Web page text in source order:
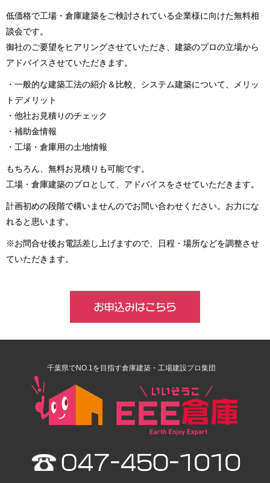
低価格で工場・倉庫建築をご検討されている企業様に向けた無料相
談会です。
御社のご要望をヒアリングさせていただき、建築のプロの立場から
アドバイスさせていただきます。
・一般的な建築工法の紹介＆比較、システム建築について、メリッ
トデメリット
・他社お見積りのチェック
・補助金情報
・工場・倉庫用の土地情報
もちろん、無料お見積りも可能です。
工場・倉庫建築のプロとして、アドバイスをさせていただきます。
計画初めの段階で構いませんのでお問い合わせください。お力にな
れると思います。
※お問合せ後お電話差し上げますので、日程・場所などを調整させ
ていただきます。
千葉県でNO.1を目指す倉庫建築・工場建設プロ集団